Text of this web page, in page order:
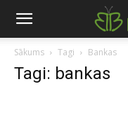
Sākums Tagi Bankas
Tagi: bankas